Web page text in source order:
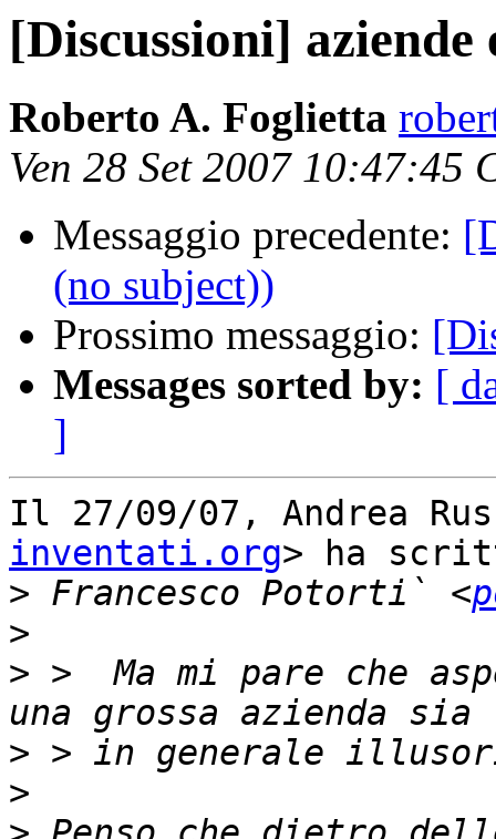
[Discussioni]
Roberto A. Foglietta
Ven 28 Set 2007 10:47:45
Messaggio precedente:
(no subject))
Prossimo messaggio:
Messages sorted by: [
]
Il 27/09/07, Andrea
inventati.org> ha
> Francesco Potorti` <
>
> >  Ma mi pare che
>
>